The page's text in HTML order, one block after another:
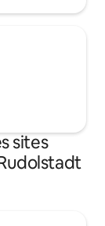
sites